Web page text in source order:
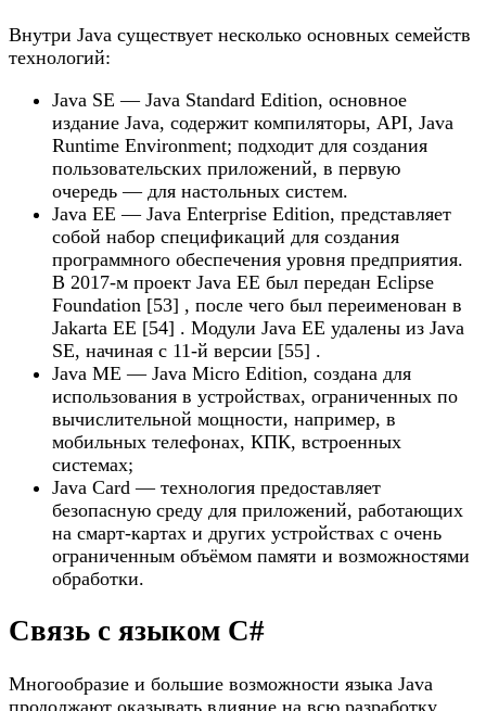
Внутри Java существует несколько основных семейств
технологий:
Java SE — Java Standard Edition, основное
издание Java, содержит компиляторы, API, Java
Runtime Environment; подходит для создания
пользовательских приложений, в первую
очередь — для настольных систем.
Java EE — Java Enterprise Edition, представляет
собой набор спецификаций для создания
программного обеспечения уровня предприятия.
В 2017-м проект Java EE был передан Eclipse
Foundation [53] , после чего был переименован в
Jakarta EE [54] . Модули Java EE удалены из Java
SE, начиная с 11-й версии [55] .
Java ME — Java Micro Edition, создана для
использования в устройствах, ограниченных по
вычислительной мощности, например, в
мобильных телефонах, КПК, встроенных
системах;
Java Card — технология предоставляет
безопасную среду для приложений, работающих
на смарт-картах и других устройствах с очень
ограниченным объёмом памяти и возможностями
обработки.
Связь с языком C#
Многообразие и большие возможности языка Java
продолжают оказывать вли­яние на всю разработку